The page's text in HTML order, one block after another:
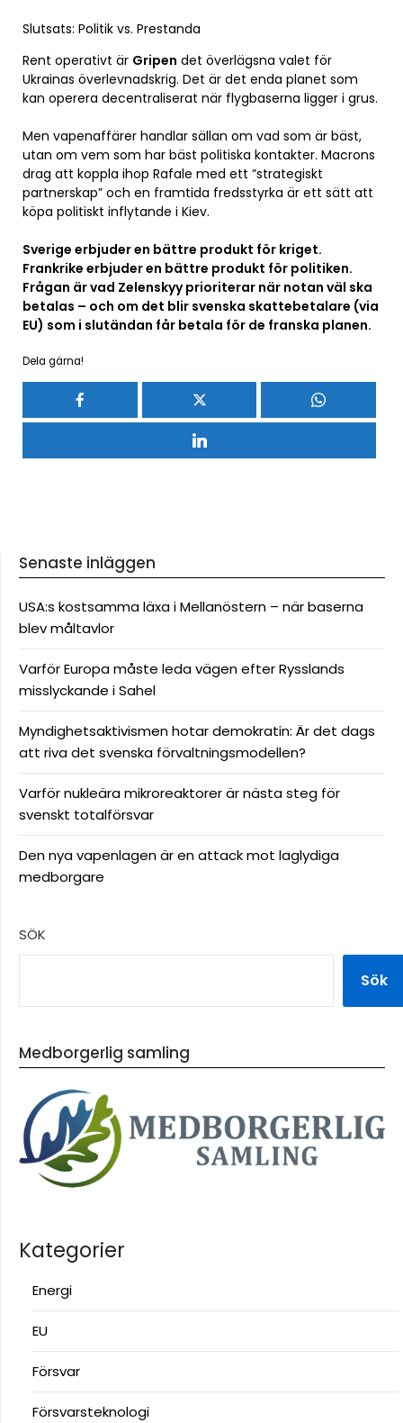
Slutsats: Politik vs. Prestanda
Rent operativt är Gripen det överlägsna valet för
Ukrainas överlevnadskrig. Det är det enda planet som
kan operera decentraliserat när flygbaserna ligger i grus.
Men vapenaffärer handlar sällan om vad som är bäst,
utan om vem som har bäst politiska kontakter. Macrons
drag att koppla ihop Rafale med ett ”strategiskt
partnerskap” och en framtida fredsstyrka är ett sätt att
köpa politiskt inflytande i Kiev.
Sverige erbjuder en bättre produkt för kriget.
Frankrike erbjuder en bättre produkt för politiken.
Frågan är vad Zelenskyy prioriterar när notan väl ska
betalas – och om det blir svenska skattebetalare (via
EU) som i slutändan får betala för de franska planen.
Dela gärna!
Senaste inläggen
USA:s kostsamma läxa i Mellanöstern – när baserna
blev måltavlor
Varför Europa måste leda vägen efter Rysslands
misslyckande i Sahel
Myndighetsaktivismen hotar demokratin: Är det dags
att riva det svenska förvaltningsmodellen?
Varför nukleära mikroreaktorer är nästa steg för
svenskt totalförsvar
Den nya vapenlagen är en attack mot laglydiga
medborgare
SÖK
Sök
Medborgerlig samling
Kategorier
Energi
EU
Försvar
Försvarsteknologi